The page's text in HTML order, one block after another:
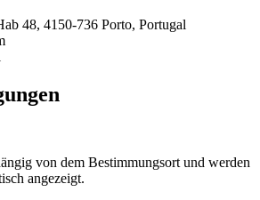
48, 4150-736 Porto, Portugal
von dem Bestimmungsort und werden
angezeigt.